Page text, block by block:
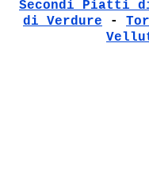
Secondi Piatti
di Verdure -